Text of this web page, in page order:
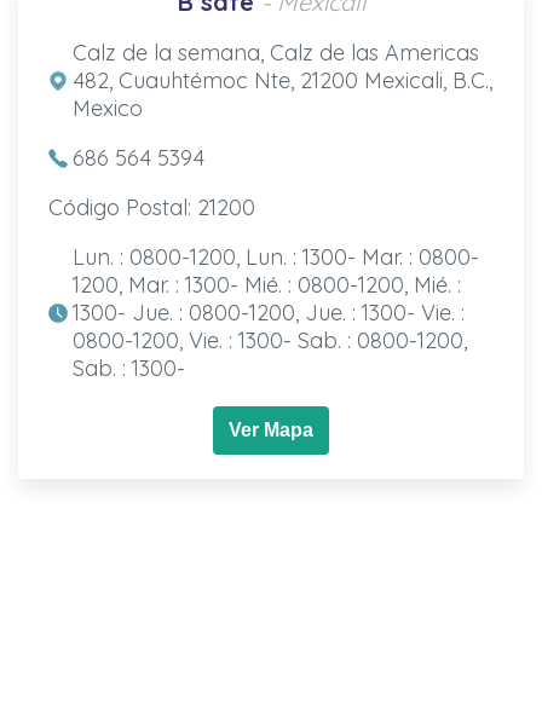
Calz de la semana, Calz de las Americas
482, Cuauhtémoc Nte, 21200 Mexicali, B.C.,
Mexico
686 564 5394
Código Postal: 21200
Lun. : 0800-1200, Lun. : 1300- Mar. : 0800-
1200, Mar. : 1300- Mié. : 0800-1200, Mié. :
1300- Jue. : 0800-1200, Jue. : 1300- Vie. :
0800-1200, Vie. : 1300- Sab. : 0800-1200,
Sab. : 1300-
Ver Mapa